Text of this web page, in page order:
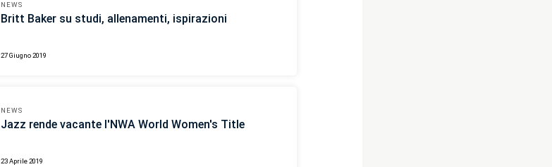
NEWS
Britt Baker su studi, allenamenti, ispirazioni
27 Giugno 2019
NEWS
Jazz rende vacante l'NWA World Women's Title
23 Aprile 2019